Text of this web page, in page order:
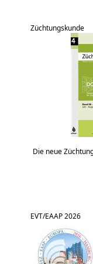
Züchtungskunde
Die neue
EVT/EAAP 2026